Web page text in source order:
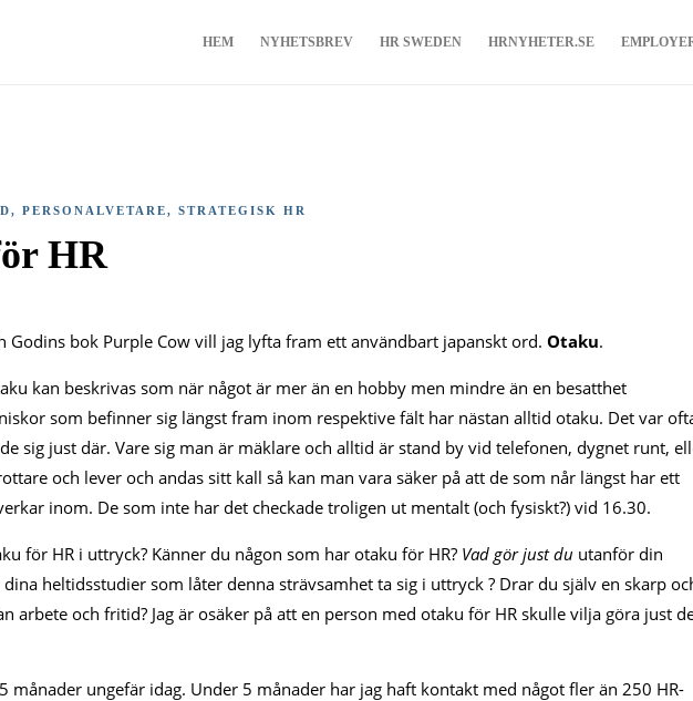
HEM NYHETSBREV HR SWEDEN HRNYHETER.SE
, PERSONALVETARE, STRATEGISK HR
HR
Godins bok Purple Cow vill jag lyfta fram ett användbart japanskt ord. Otaku.
kan beskrivas som när något är mer än en hobby men mindre än en besatthet
som befinner sig längst fram inom respektive fält har nästan alltid otaku. Det var
sig just där. Vare sig man är mäklare och alltid är stand by vid telefonen, dygnet runt,
och lever och andas sitt kall så kan man vara säker på att de som når längst har ett
inom. De som inte har det checkade troligen ut mentalt (och fysiskt?) vid 16.30.
för HR i uttryck? Känner du någon som har otaku för HR? Vad gör just du utanför din
heltidsstudier som låter denna strävsamhet ta sig i uttryck ? Drar du själv en skarp
arbete och fritid? Jag är osäker på att en person med otaku för HR skulle vilja göra just
månader ungefär idag. Under 5 månader har jag haft kontakt med något fler än 250 HR-